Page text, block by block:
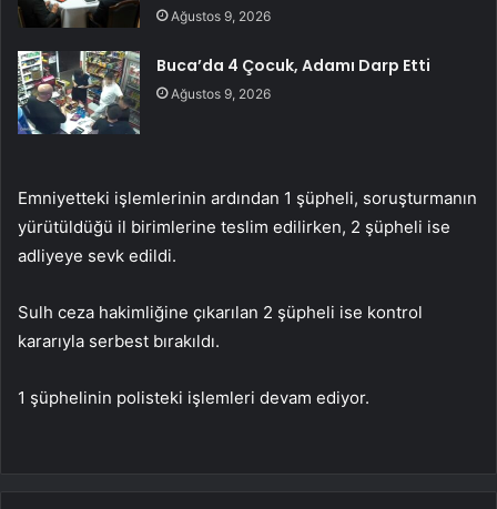
Ağustos 9, 2026
Buca’da 4 Çocuk, Adamı Darp Etti
Ağustos 9, 2026
Emniyetteki işlemlerinin ardından 1 şüpheli, soruşturmanın
yürütüldüğü il birimlerine teslim edilirken, 2 şüpheli ise
adliyeye sevk edildi.
Sulh ceza hakimliğine çıkarılan 2 şüpheli ise kontrol
kararıyla serbest bırakıldı.
1 şüphelinin polisteki işlemleri devam ediyor.